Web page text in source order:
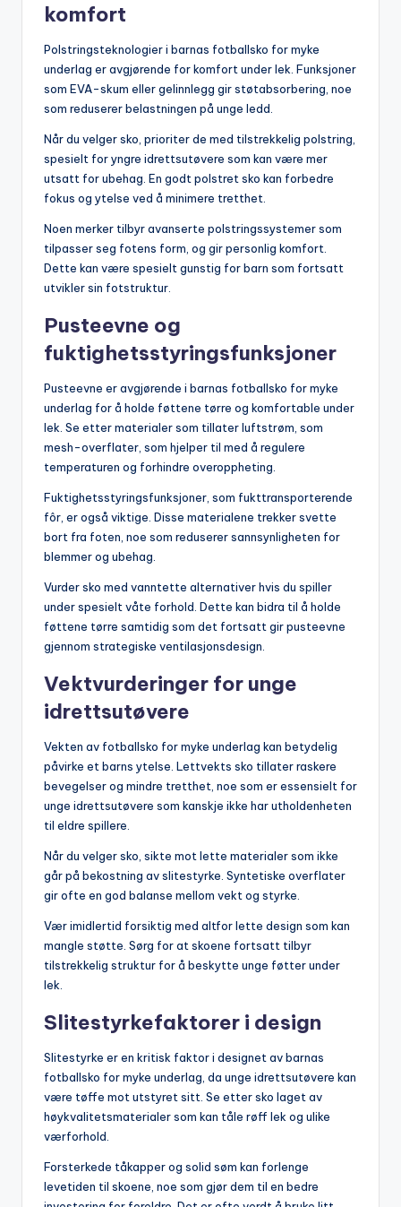
komfort
Polstringsteknologier i barnas fotballsko for myke
underlag er avgjørende for komfort under lek. Funksjoner
som EVA-skum eller gelinnlegg gir støtabsorbering, noe
som reduserer belastningen på unge ledd.
Når du velger sko, prioriter de med tilstrekkelig polstring,
spesielt for yngre idrettsutøvere som kan være mer
utsatt for ubehag. En godt polstret sko kan forbedre
fokus og ytelse ved å minimere tretthet.
Noen merker tilbyr avanserte polstringssystemer som
tilpasser seg fotens form, og gir personlig komfort.
Dette kan være spesielt gunstig for barn som fortsatt
utvikler sin fotstruktur.
Pusteevne og
fuktighetsstyringsfunksjoner
Pusteevne er avgjørende i barnas fotballsko for myke
underlag for å holde føttene tørre og komfortable under
lek. Se etter materialer som tillater luftstrøm, som
mesh-overflater, som hjelper til med å regulere
temperaturen og forhindre overoppheting.
Fuktighetsstyringsfunksjoner, som fukttransporterende
fôr, er også viktige. Disse materialene trekker svette
bort fra foten, noe som reduserer sannsynligheten for
blemmer og ubehag.
Vurder sko med vanntette alternativer hvis du spiller
under spesielt våte forhold. Dette kan bidra til å holde
føttene tørre samtidig som det fortsatt gir pusteevne
gjennom strategiske ventilasjonsdesign.
Vektvurderinger for unge
idrettsutøvere
Vekten av fotballsko for myke underlag kan betydelig
påvirke et barns ytelse. Lettvekts sko tillater raskere
bevegelser og mindre tretthet, noe som er essensielt for
unge idrettsutøvere som kanskje ikke har utholdenheten
til eldre spillere.
Når du velger sko, sikte mot lette materialer som ikke
går på bekostning av slitestyrke. Syntetiske overflater
gir ofte en god balanse mellom vekt og styrke.
Vær imidlertid forsiktig med altfor lette design som kan
mangle støtte. Sørg for at skoene fortsatt tilbyr
tilstrekkelig struktur for å beskytte unge føtter under
lek.
Slitestyrkefaktorer i design
Slitestyrke er en kritisk faktor i designet av barnas
fotballsko for myke underlag, da unge idrettsutøvere kan
være tøffe mot utstyret sitt. Se etter sko laget av
høykvalitetsmaterialer som kan tåle røff lek og ulike
værforhold.
Forsterkede tåkapper og solid søm kan forlenge
levetiden til skoene, noe som gjør dem til en bedre